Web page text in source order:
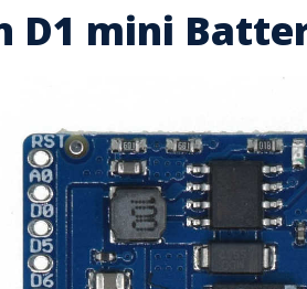
D1 mini